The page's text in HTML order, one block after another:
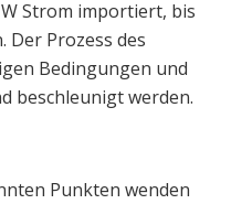
Strom importiert, bis
Der Prozess des
Bedingungen und
beschleunigt werden.
Punkten wenden